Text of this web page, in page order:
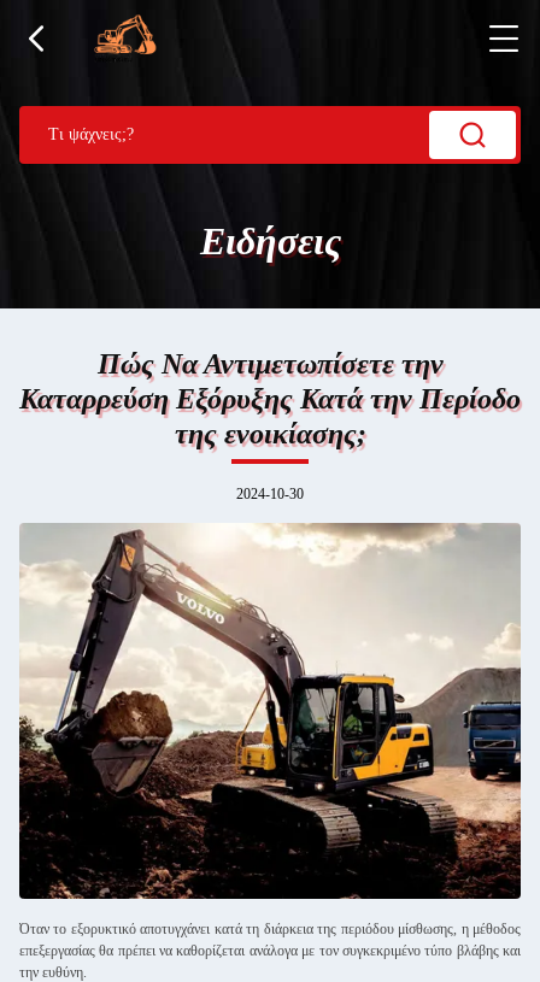
Ειδήσεις
Πώς Να Αντιμετωπίσετε την
Καταρρεύση Εξόρυξης Κατά την Περίοδο
της ενοικίασης;
2024-10-30
Όταν το εξορυκτικό αποτυγχάνει κατά τη διάρκεια της περιόδου μίσθωσης, η μέθοδος
επεξεργασίας θα πρέπει να καθορίζεται ανάλογα με τον συγκεκριμένο τύπο βλάβης και
την ευθύνη.